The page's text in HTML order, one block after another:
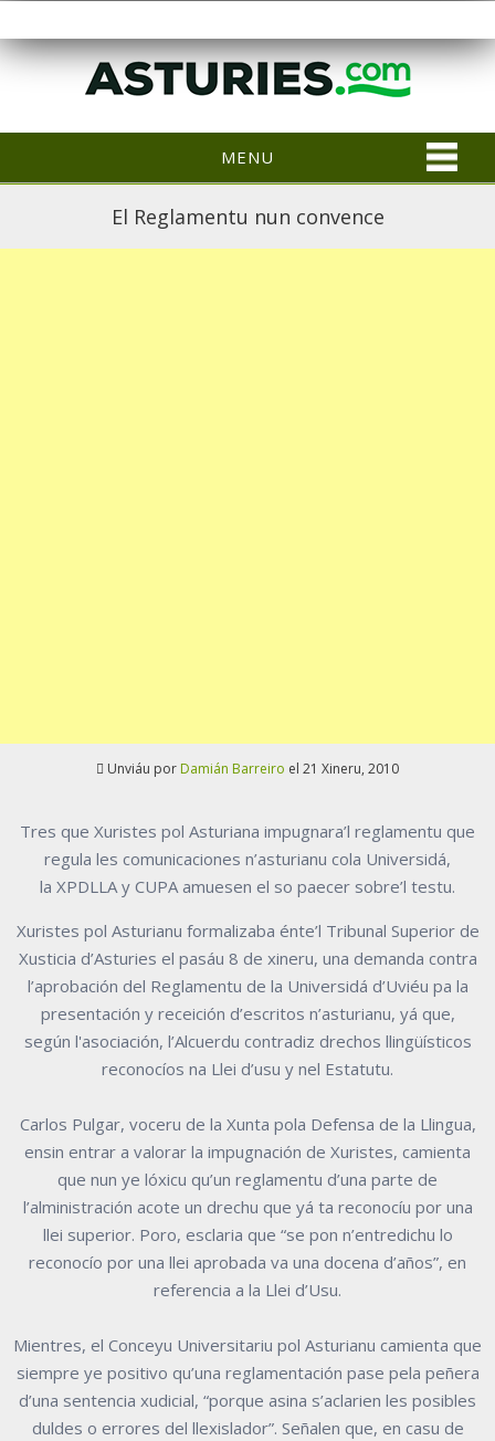
MENU
El Reglamentu nun convence
Unviáu por Damián Barreiro el 21 Xineru, 2010
Tres que Xuristes pol Asturiana impugnara’l reglamentu que
regula les comunicaciones n’asturianu cola Universidá,
la XPDLLA y CUPA amuesen el so paecer sobre’l testu.
Xuristes pol Asturianu formalizaba énte’l Tribunal Superior de
Xusticia d’Asturies el pasáu 8 de xineru, una demanda contra
l’aprobación del Reglamentu de la Universidá d’Uviéu pa la
presentación y receición d’escritos n’asturianu, yá que,
según l'asociación, l’Alcuerdu contradiz drechos llingüísticos
reconocíos na Llei d’usu y nel Estatutu.
Carlos Pulgar, voceru de la Xunta pola Defensa de la Llingua,
ensin entrar a valorar la impugnación de Xuristes, camienta
que nun ye lóxicu qu’un reglamentu d’una parte de
l’alministración acote un drechu que yá ta reconocíu por una
llei superior. Poro, esclaria que “se pon n’entredichu lo
reconocío por una llei aprobada va una docena d’años”, en
referencia a la Llei d’Usu.
Mientres, el Conceyu Universitariu pol Asturianu camienta que
siempre ye positivo qu’una reglamentación pase pela peñera
d’una sentencia xudicial, “porque asina s’aclarien les posibles
duldes o errores del llexislador”. Señalen que, en casu de